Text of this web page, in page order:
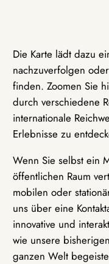
Die Karte lädt dazu
nachzuverfolgen
finden. Zoomen Sie
durch verschiedene
internationale
Erlebnisse zu
Wenn Sie selbst ein
öffentlichen Raum
mobilen oder
uns über eine
innovative und
wie unsere
ganzen Welt